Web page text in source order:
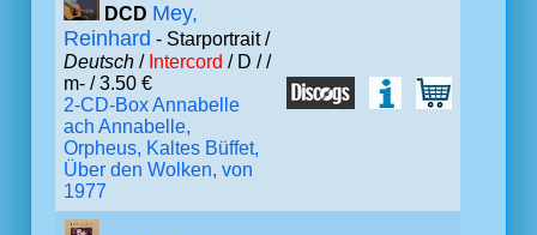
DCD Mey,
Reinhard - Starportrait /
Deutsch / Intercord / D //
m- / 3.50 €
2-CD-Box Annabelle
ach Annabelle,
Orpheus, Kaltes Büffet,
Über den Wolken, von
1977